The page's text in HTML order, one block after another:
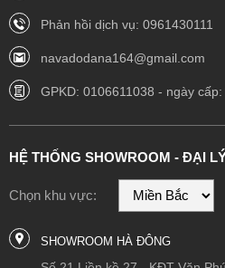
Phản hồi dịch vụ: 0961430111
navadodana164@gmail.com
GPKD: 0106611038 - ngày
HỆ THỐNG SHOWROOM - ĐẠI
Chọn khu vực:
SHOWROOM HÀ ĐÔNG